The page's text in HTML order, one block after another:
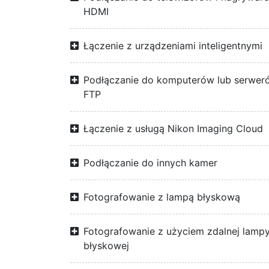
HDMI
Łączenie z urządzeniami inteligentnymi
Podłączanie do komputerów lub
FTP
Łączenie z usługą Nikon Imaging Cloud
Podłączanie do innych kamer
Fotografowanie z lampą błyskową
Fotografowanie z użyciem zdalnej
błyskowej